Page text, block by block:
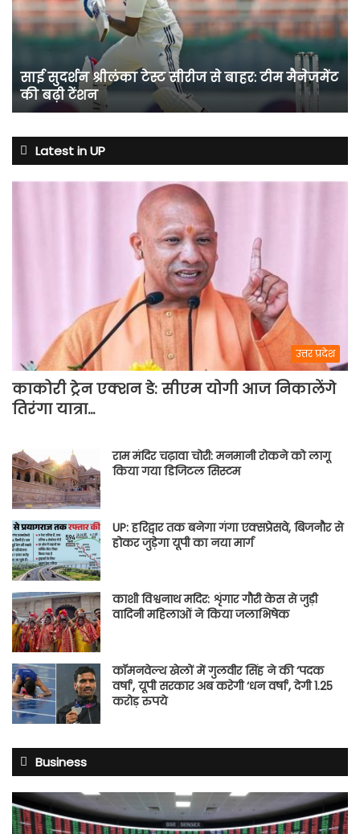
सीरीज
से
मैनेजमेंट
की
बढ़ी
साई सुदर्शन श्रीलंका टेस्ट सीरीज से बाहर: टीम मैनेजमेंट
की बढ़ी टेंशन
Latest in UP
उत्तर प्रदेश
काकोरी ट्रेन एक्शन डे: सीएम योगी आज निकालेंगे
तिरंगा यात्रा…
राम मंदिर चढ़ावा चोरी: मनमानी रोकने को लागू
किया गया डिजिटल सिस्टम
UP: हरिद्वार तक बनेगा गंगा एक्सप्रेसवे, बिजनौर से
होकर जुड़ेगा यूपी का नया मार्ग
काशी विश्वनाथ मदिर: शृंगार गौरी केस से जुड़ी
वादिनी महिलाओं ने किया जलाभिषेक
कॉमनवेल्थ खेलों में गुलवीर सिंह ने की ‘पदक
वर्षा’, यूपी सरकार अब करेगी ‘धन वर्षा’, देगी 1.25
करोड़ रुपये
Business